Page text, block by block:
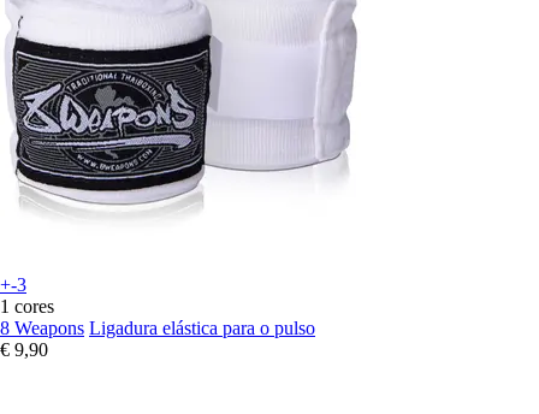
+-3
1 cores
8 Weapons Ligadura elástica para o pulso
€ 9,90